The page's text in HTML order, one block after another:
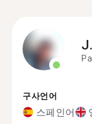
J.
구사언어
스페인어